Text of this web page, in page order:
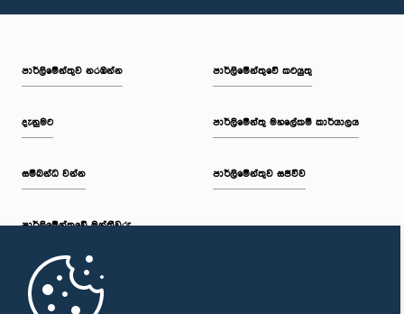
පාර්ලි‌මේන්තුව නරඹන්න
දැනුමට
සම්බන්ධ වන්න
පාර්ලි‌මේන්තුවේ මන්ත්‍රීවරු
මුල් පිටුව
පාර්ලිමේන්තුවේ කටයුතු
පාර්ලිමේන්තු මහලේකම් කාර්යාලය
පාර්ලිමේන්තුව සජීවීව